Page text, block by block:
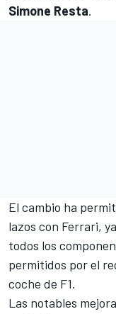
Simone Resta.
El cambio ha
lazos con Ferrari,
todos los
permitidos por el
coche de F1.
Las notables